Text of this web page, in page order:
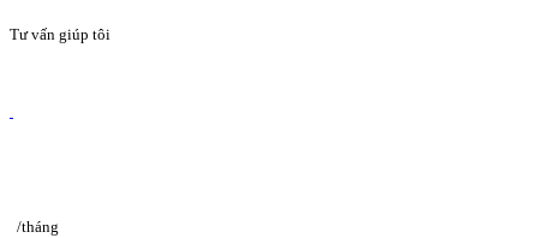
Tư vấn giúp tôi
/tháng